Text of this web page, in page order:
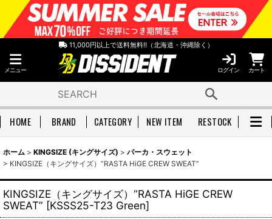
11,000円以上で送料無料!!（北海道・沖縄除く）
メニュー ログイン カート
HOME BRAND CATEGORY NEW ITEM RESTOCK
ホーム > KINGSIZE (キングサイズ) > パーカ・スウェット
> KINGSIZE（キングサイズ）“RASTA HiGE CREW SWEAT”
KINGSIZE（キングサイズ）“RASTA HiGE CREW
SWEAT” [KSSS25-T23 Green]